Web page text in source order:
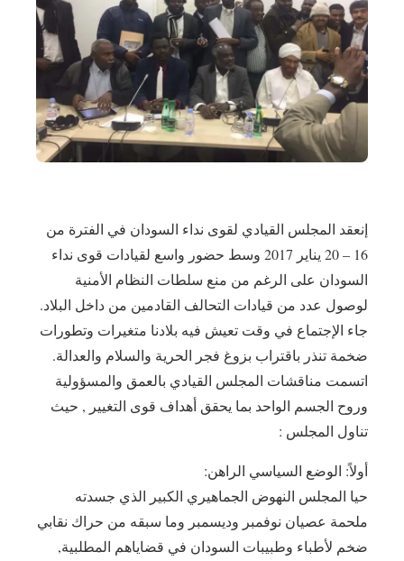
إنعقد المجلس القيادي لقوى نداء السودان في الفترة من
16 – 20 يناير 2017 وسط حضور واسع لقيادات قوى نداء
السودان على الرغم من منع سلطات النظام الأمنية
لوصول عدد من قيادات التحالف القادمين من داخل البلاد.
جاء الإجتماع في وقت تعيش فيه بلادنا متغيرات وتطورات
ضخمة تنذر باقتراب بزوغ فجر الحرية والسلام والعدالة.
اتسمت مناقشات المجلس القيادي بالعمق والمسؤولية
وروح الجسم الواحد بما يحقق أهداف قوى التغيير , حيث
تناول المجلس :
أولاً: الوضع السياسي الراهن:
حيا المجلس النهوض الجماهيري الكبير الذي جسدته
ملحمة عصيان نوفمبر وديسمبر وما سبقه من حراك نقابي
ضخم لأطباء وطبيبات السودان في قضاياهم المطلبية,